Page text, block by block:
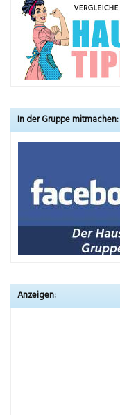
In der Gruppe mitmachen:
Anzeigen: